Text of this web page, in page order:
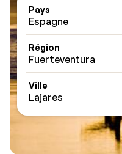
Pays
Espagne
Région
Fuerteventura
Ville
Lajares